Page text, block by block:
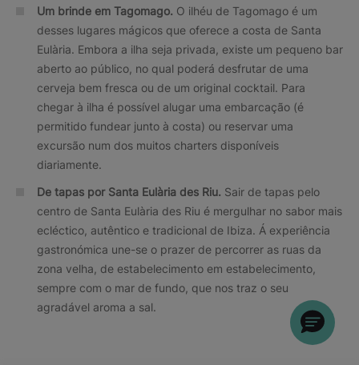
Um brinde em Tagomago. O ilhéu de Tagomago é um
desses lugares mágicos que oferece a costa de Santa
Eulària. Embora a ilha seja privada, existe um pequeno bar
aberto ao público, no qual poderá desfrutar de uma
cerveja bem fresca ou de um original cocktail. Para
chegar à ilha é possível alugar uma embarcação (é
permitido fundear junto à costa) ou reservar uma
excursão num dos muitos charters disponíveis
diariamente.
De tapas por Santa Eulària des Riu. Sair de tapas pelo
centro de Santa Eulària des Riu é mergulhar no sabor mais
ecléctico, autêntico e tradicional de Ibiza. Á experiência
gastronómica une-se o prazer de percorrer as ruas da
zona velha, de estabelecimento em estabelecimento,
sempre com o mar de fundo, que nos traz o seu
agradável aroma a sal.